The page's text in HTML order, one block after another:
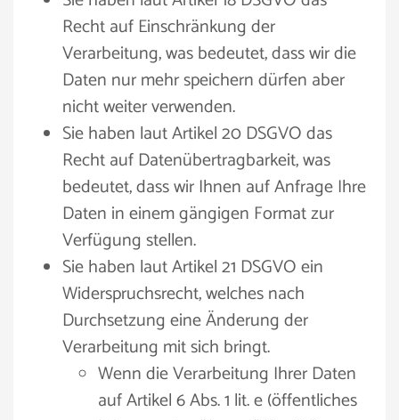
Recht auf Einschränkung der
Verarbeitung, was bedeutet, dass wir die
Daten nur mehr speichern dürfen aber
nicht weiter verwenden.
Sie haben laut Artikel 20 DSGVO das
Recht auf Datenübertragbarkeit, was
bedeutet, dass wir Ihnen auf Anfrage Ihre
Daten in einem gängigen Format zur
Verfügung stellen.
Sie haben laut Artikel 21 DSGVO ein
Widerspruchsrecht, welches nach
Durchsetzung eine Änderung der
Verarbeitung mit sich bringt.
Wenn die Verarbeitung Ihrer Daten
auf Artikel 6 Abs. 1 lit. e (öffentliches